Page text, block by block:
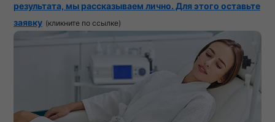
результата, мы рассказываем лично. Для этого оставьте
заявку (кликните по ссылке)